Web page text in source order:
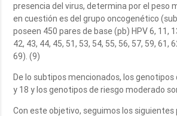
presencia del virus, determina por el peso
en cuestión es del grupo oncogenético
poseen 450 pares de base (pb) HPV 6, 11,
42, 43, 44, 45, 51, 53, 54, 55, 56, 57, 59, 61,
69). (9)
De lo subtipos mencionados, los genotipos
y 18 y los genotipos de riesgo moderado
Con este objetivo, seguimos los